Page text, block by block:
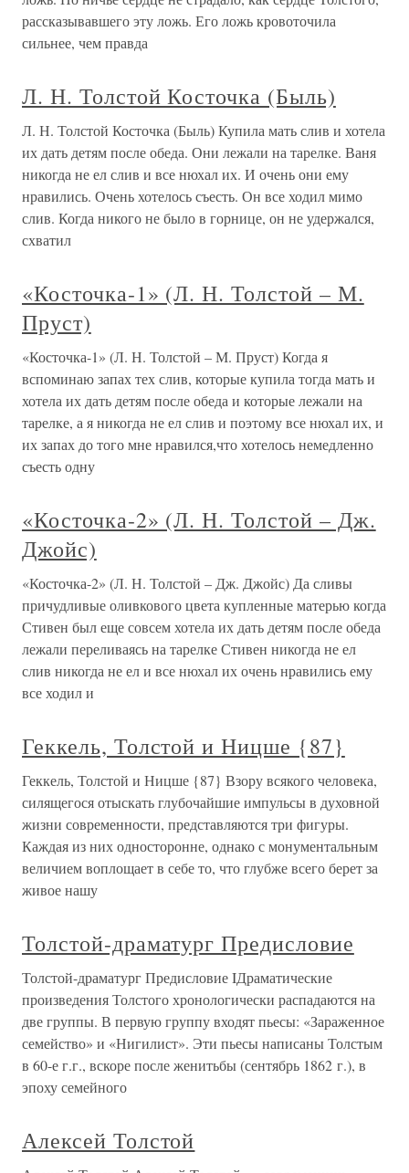
рассказывавшего эту ложь. Его ложь кровоточила
сильнее, чем правда
Л. Н. Толстой Косточка (Быль)
Л. Н. Толстой Косточка (Быль) Купила мать слив и хотела
их дать детям после обеда. Они лежали на тарелке. Ваня
никогда не ел слив и все нюхал их. И очень они ему
нравились. Очень хотелось съесть. Он все ходил мимо
слив. Когда никого не было в горнице, он не удержался,
схватил
«Косточка-1» (Л. Н. Толстой – М.
Пруст)
«Косточка-1» (Л. Н. Толстой – М. Пруст) Когда я
вспоминаю запах тех слив, которые купила тогда мать и
хотела их дать детям после обеда и которые лежали на
тарелке, а я никогда не ел слив и поэтому все нюхал их, и
их запах до того мне нравился,что хотелось немедленно
съесть одну
«Косточка-2» (Л. Н. Толстой – Дж.
Джойс)
«Косточка-2» (Л. Н. Толстой – Дж. Джойс) Да сливы
причудливые оливкового цвета купленные матерью когда
Стивен был еще совсем хотела их дать детям после обеда
лежали переливаясь на тарелке Стивен никогда не ел
слив никогда не ел и все нюхал их очень нравились ему
все ходил и
Геккель, Толстой и Ницше {87}
Геккель, Толстой и Ницше {87} Взору всякого человека,
силящегося отыскать глубочайшие импульсы в духовной
жизни современности, представляются три фигуры.
Каждая из них односторонне, однако с монументальным
величием воплощает в себе то, что глубже всего берет за
живое нашу
Толстой-драматург Предисловие
Толстой-драматург Предисловие IДраматические
произведения Толстого хронологически распадаются на
две группы. В первую группу входят пьесы: «Зараженное
семейство» и «Нигилист». Эти пьесы написаны Толстым
в 60-е г.г., вскоре после женитьбы (сентябрь 1862 г.), в
эпоху семейного
Алексей Толстой